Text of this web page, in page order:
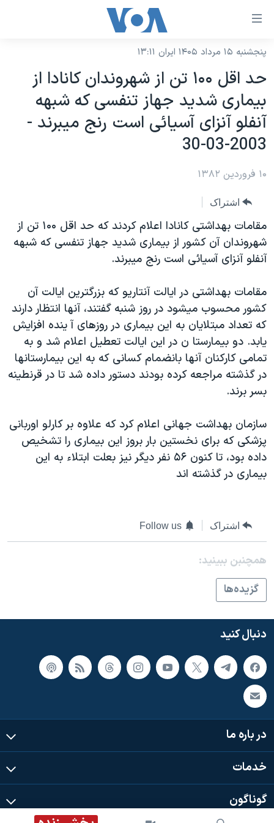
لینکهای
دسترسی
جهش
محتوای
اصلی
جهش
صفحه
جهش
به
جستجو
نسخه سبک وب‌سایت
موضوع ها
ایران
جهان
ورزشی
گزیده‌ها
ویژه برنامه‌ها
ویدیوها
فرهنگ و زندگی
حقوق شهروندی
اقتصادی
علم و فناوری
اسرائیل در جنگ
گالری عکس
آرشیو پخش زنده
برنامه های تلویزیونی
جدول برنامه ها
صفحه‌های ویژه
جام جهانی ۲۰۲۶
عملیات خشم حماسی
۲۵۰سالگی آمریکا
بایگانی برنامه‌های تلویزیونی
مستندها
انتخابات ریاست جمهوری آمریکا ۲۰۲۴
حمله جمهوری اسلامی به اسرائیل
رمز مهسا
ورزش زنان در ایران
اعتراضات زن، زندگی، آزادی
مجموعه مستندهای دادخواهی
تریبونال مردمی آبان ۹۸
دادگاه حمید نوری
اعتراضات مردمی آبان ۹۸
همایش محافظه‌کاران آمریکا «سی‌پک»
سفر پرزیدنت ترامپ به چین
فرکانس‌های صدای آمریکا
پخش رادیویی
یادگیری زبان انگلیسی
دنبال کنید
زبانهای مختلف
پنجشنبه ۱۵ مرداد ۱۴۰۵ ایران ۱۳:۱۱
حد اقل ۱۰۰ تن از شهروندان کانادا از
بيماری شديد جهاز تنفسی که شبهه
آنفلو آنزای آسيائی است رنج ميبرند -
2003-03-30
۱۰ فروردین ۱۳۸۲
اشتراک
مقامات بهداشتی کانادا اعلام کردند که حد اقل ۱۰۰ تن از
شهروندان آن کشور از بيماری شديد جهاز تنفسی که شبهه
آنفلو آنزای آسيائی است رنج ميبرند.
مقامات بهداشتی در ايالت آنتاريو که بزرگترين ايالت آن
کشور محسوب ميشود در روز شنبه گفتند، آنها انتظار دارند
که تعداد مبتلايان به اين بيماری در روزهای آ ينده افزايش
يابد. دو بيمارستا ن در اين ايالت تعطيل اعلام شد و به
تمامی کارکنان آنها بانضمام کسانی که به اين بيمارستانها
در گذشته مراجعه کرده بودند دستور داده شد تا در قرنطينه
بسر برند.
سازمان بهداشت جهانی اعلام کرد که علاوه بر کارلو اوربانی
پزشکی که برای نخستين بار بروز اين بيماری را تشخيص
داده بود، تا کنون ۵۶ نفر ديگر نيز بعلت ابتلاء به اين
بيماری در گذشته اند
اشتراک Follow us
همچنبن ببینید:
گزيده‌ها
دنبال کنید
در باره ما
خدمات
گوناگون